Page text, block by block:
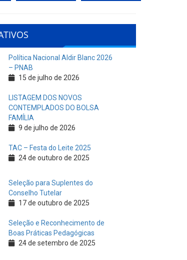
Política Nacional Aldir Blanc 2026
– PNAB
15 de julho de 2026
LISTAGEM DOS NOVOS
CONTEMPLADOS DO BOLSA
FAMÍLIA
9 de julho de 2026
TAC – Festa do Leite 2025
24 de outubro de 2025
Seleção para Suplentes do
Conselho Tutelar
17 de outubro de 2025
Seleção e Reconhecimento de
Boas Práticas Pedagógicas
24 de setembro de 2025